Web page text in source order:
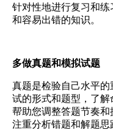
针对性地进行复习和
和容易出错的知识。
多做真题和模拟试题
真题是检验自己水平
试的形式和题型，了
帮助您调整答题节奏
注重分析错题和解题思